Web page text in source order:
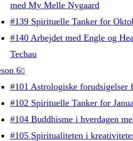
med My Melle Nygaard
#139 Spirituelle Tanker for
#140 Arbejdet med Engle og
Techau
6
#101 Astrologiske forudsigelser
#102 Spirituelle Tanker for
#104 Buddhisme i hverdagen
#105 Spiritualiteten i